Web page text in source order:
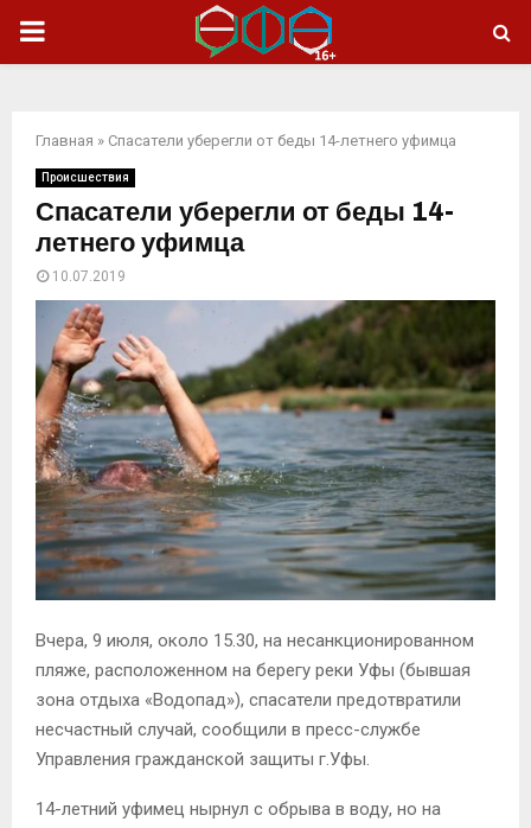
ОСНОВНОЕ
Главная » Спасатели уберегли от беды 14-летнего уфимца
Происшествия
Спасатели уберегли от беды 14-
летнего уфимца
10.07.2019
Вчера, 9 июля, около 15.30, на несанкционированном
пляже, расположенном на берегу реки Уфы (бывшая
зона отдыха «Водопад»), спасатели предотвратили
несчастный случай, сообщили в пресс-службе
Управления гражданской защиты г.Уфы.
14-летний уфимец нырнул с обрыва в воду, но на